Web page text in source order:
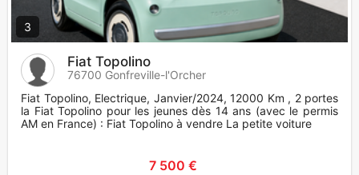
3
Fiat Topolino
76700 Gonfreville-l'Orcher
Fiat Topolino, Electrique, Janvier/2024, 12000 Km , 2 portes
la Fiat Topolino pour les jeunes dès 14 ans (avec le permis
AM en France) : Fiat Topolino à vendre La petite voiture
7 500 €